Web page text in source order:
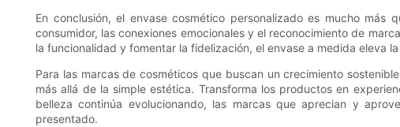
En conclusión, el envase cosmético personalizado es mucho
consumidor, las conexiones emocionales y el reconocimiento de
la funcionalidad y fomentar la fidelización, el envase a medida eleva
Para las marcas de cosméticos que buscan un crecimiento
más allá de la simple estética. Transforma los productos en
belleza continúa evolucionando, las marcas que aprecian y
presentado.